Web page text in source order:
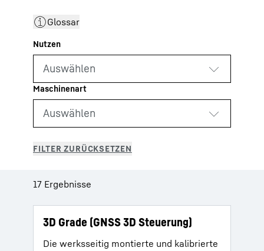
Glossar
17 Ergebnisse
3D Grade (GNSS 3D Steuerung)
Die werksseitig montierte und kalibrierte